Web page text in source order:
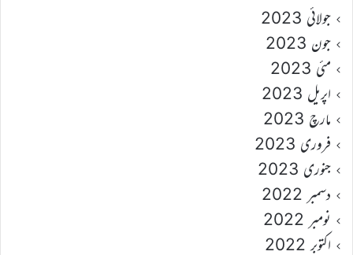
جولائی 2023
جون 2023
مئی 2023
اپریل 2023
مارچ 2023
فروری 2023
جنوری 2023
دسمبر 2022
نومبر 2022
اکتوبر 2022